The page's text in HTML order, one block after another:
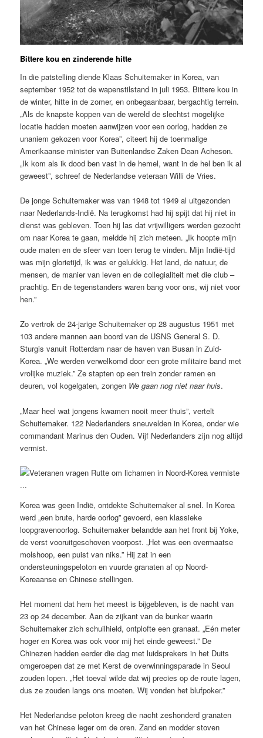
Bittere kou en zinderende hitte
In die patstelling diende Klaas Schuitemaker in Korea, van
september 1952 tot de wapenstilstand in juli 1953. Bittere kou in
de winter, hitte in de zomer, en onbegaanbaar, bergachtig terrein.
„Als de knapste koppen van de wereld de slechtst mogelijke
locatie hadden moeten aanwijzen voor een oorlog, hadden ze
unaniem gekozen voor Korea”, citeert hij de toenmalige
Amerikaanse minister van Buitenlandse Zaken Dean Acheson.
„Ik kom als ik dood ben vast in de hemel, want in de hel ben ik al
geweest”, schreef de Nederlandse veteraan Willi de Vries.
De jonge Schuitemaker was van 1948 tot 1949 al uitgezonden
naar Nederlands-Indië. Na terugkomst had hij spijt dat hij niet in
dienst was gebleven. Toen hij las dat vrijwilligers werden gezocht
om naar Korea te gaan, meldde hij zich meteen. „Ik hoopte mijn
oude maten en de sfeer van toen terug te vinden. Mijn Indië-tijd
was mijn glorietijd, ik was er gelukkig. Het land, de natuur, de
mensen, de manier van leven en de collegialiteit met die club –
prachtig. En de tegenstanders waren bang voor ons, wij niet voor
hen.”
Zo vertrok de 24-jarige Schuitemaker op 28 augustus 1951 met
103 andere mannen aan boord van de USNS General S. D.
Sturgis vanuit Rotterdam naar de haven van Busan in Zuid-
Korea. „We werden verwelkomd door een grote militaire band met
vrolijke muziek.” Ze stapten op een trein zonder ramen en
deuren, vol kogelgaten, zongen We gaan nog niet naar huis.
„Maar heel wat jongens kwamen nooit meer thuis”, vertelt
Schuitemaker. 122 Nederlanders sneuvelden in Korea, onder wie
commandant Marinus den Ouden. Vijf Nederlanders zijn nog altijd
vermist.
Korea was geen Indië, ontdekte Schuitemaker al snel. In Korea
werd „een brute, harde oorlog” gevoerd, een klassieke
loopgravenoorlog. Schuitemaker belandde aan het front bij Yoke,
de verst vooruitgeschoven voorpost. „Het was een overmaatse
molshoop, een puist van niks.” Hij zat in een
ondersteuningspeloton en vuurde granaten af op Noord-
Koreaanse en Chinese stellingen.
Het moment dat hem het meest is bijgebleven, is de nacht van
23 op 24 december. Aan de zijkant van de bunker waarin
Schuitemaker zich schuilhield, ontplofte een granaat. „Eén meter
hoger en Korea was ook voor mij het einde geweest.” De
Chinezen hadden eerder die dag met luidsprekers in het Duits
omgeroepen dat ze met Kerst de overwinningsparade in Seoul
zouden lopen. „Het toeval wilde dat wij precies op de route lagen,
dus ze zouden langs ons moeten. Wij vonden het blufpoker.”
Het Nederlandse peloton kreeg die nacht zeshonderd granaten
van het Chinese leger om de oren. Zand en modder stoven